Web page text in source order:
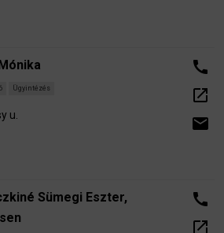
Ügyintézés
u.
call
open_in_new
email
Sümegi Eszter,
call
open_in_new